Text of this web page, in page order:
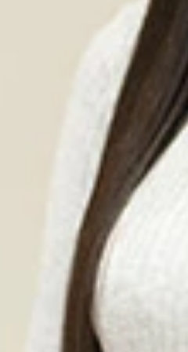
も知られる人気グラドルの菜乃